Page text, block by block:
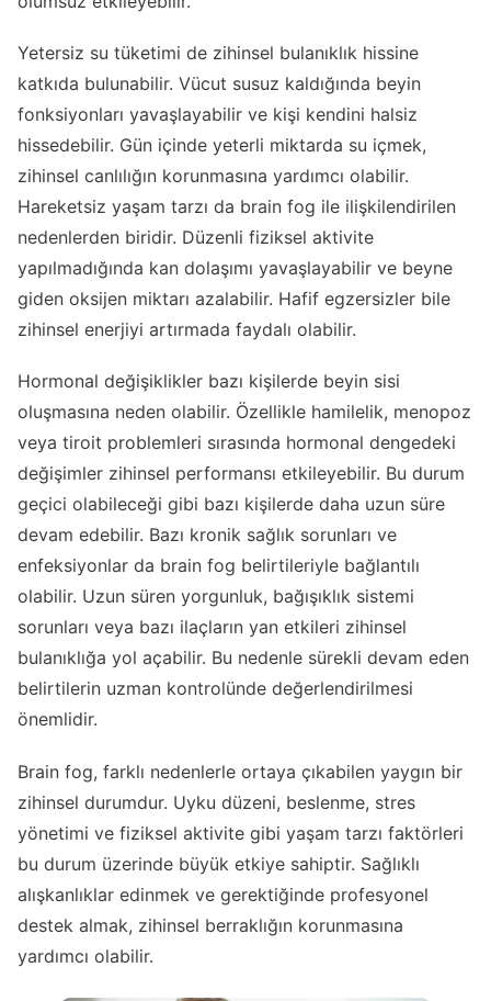
Yetersiz su tüketimi de zihinsel bulanıklık hissine
katkıda bulunabilir. Vücut susuz kaldığında beyin
fonksiyonları yavaşlayabilir ve kişi kendini halsiz
hissedebilir. Gün içinde yeterli miktarda su içmek,
zihinsel canlılığın korunmasına yardımcı olabilir.
Hareketsiz yaşam tarzı da brain fog ile ilişkilendirilen
nedenlerden biridir. Düzenli fiziksel aktivite
yapılmadığında kan dolaşımı yavaşlayabilir ve beyne
giden oksijen miktarı azalabilir. Hafif egzersizler bile
zihinsel enerjiyi artırmada faydalı olabilir.
Hormonal değişiklikler bazı kişilerde beyin sisi
oluşmasına neden olabilir. Özellikle hamilelik, menopoz
veya tiroit problemleri sırasında hormonal dengedeki
değişimler zihinsel performansı etkileyebilir. Bu durum
geçici olabileceği gibi bazı kişilerde daha uzun süre
devam edebilir. Bazı kronik sağlık sorunları ve
enfeksiyonlar da brain fog belirtileriyle bağlantılı
olabilir. Uzun süren yorgunluk, bağışıklık sistemi
sorunları veya bazı ilaçların yan etkileri zihinsel
bulanıklığa yol açabilir. Bu nedenle sürekli devam eden
belirtilerin uzman kontrolünde değerlendirilmesi
önemlidir.
Brain fog, farklı nedenlerle ortaya çıkabilen yaygın bir
zihinsel durumdur. Uyku düzeni, beslenme, stres
yönetimi ve fiziksel aktivite gibi yaşam tarzı faktörleri
bu durum üzerinde büyük etkiye sahiptir. Sağlıklı
alışkanlıklar edinmek ve gerektiğinde profesyonel
destek almak, zihinsel berraklığın korunmasına
yardımcı olabilir.